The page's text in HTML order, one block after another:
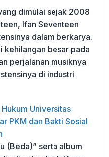
dimulai sejak 2008
Ifan Seventeen
dalam berkarya.
kehilangan besar pada
perjalanan musiknya
di industri
Universitas
PKM dan Bakti Sosial
(Beda)” serta album